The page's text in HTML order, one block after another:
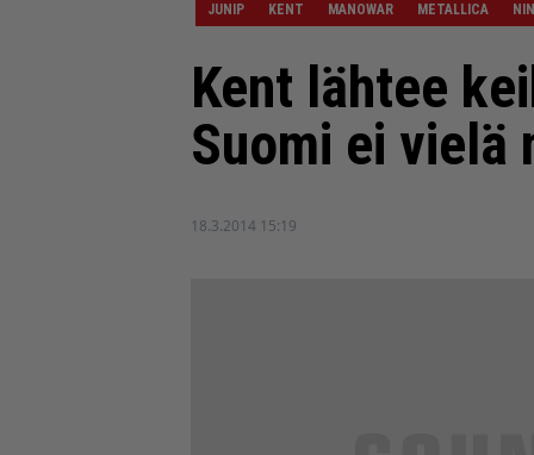
JUNIP KENT MANOWAR METALLICA
Kent lähtee
Suomi ei vielä
18.3.2014 15:19